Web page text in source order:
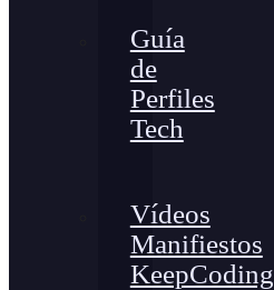
Guía
de
Perfiles
Tech
Vídeos
Manifiestos
KeepCoding